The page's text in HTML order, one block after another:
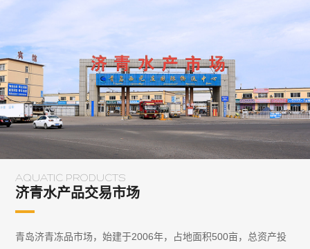
AQUATIC PRODUCTS
济青水产品交易市场
青岛济青冻品市场，始建于2006年，占地面积500亩，总资产投